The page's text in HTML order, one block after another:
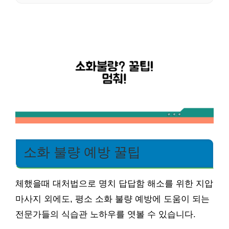
소화 불량 예방 꿀팁
체했을때 대처법으로 명치 답답함 해소를 위한 지압
마사지 외에도, 평소 소화 불량 예방에 도움이 되는
전문가들의 식습관 노하우를 엿볼 수 있습니다.